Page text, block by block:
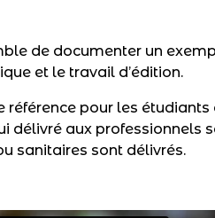
de documenter un
et le travail d’édition.
référence pour les
délivré aux
sanitaires sont délivrés.